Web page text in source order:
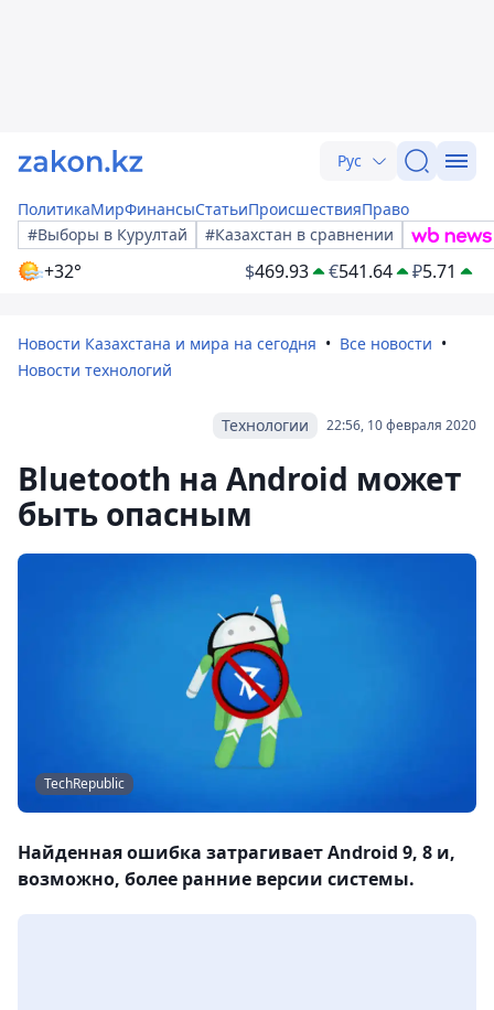
Рус
ПолитикаМирФинансыСтатьиПроисшествияПраво
#Выборы в Курултай
#Казахстан в сравнении
+32° $469.93 €541.64 ₽5.71
Новости Казахстана и мира на сегодня
Все новости
Новости технологий
22:56, 10 февраля 2020
Технологии
Bluetooth на Android может
быть опасным
TechRepublic
Найденная ошибка затрагивает Android 9, 8 и,
возможно, более ранние версии системы.